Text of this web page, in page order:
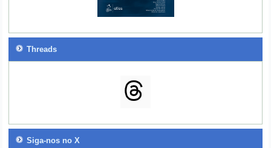
Threads
Siga-nos no X